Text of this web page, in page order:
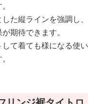
た縦ラインを強調し、
期待できます。
て着ても様になる使い